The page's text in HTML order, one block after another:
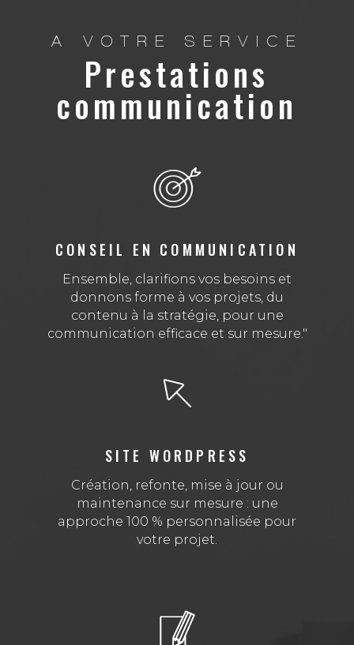
A VOTRE SERVICE
Prestations
communication
CONSEIL EN COMMUNICATION
Ensemble, clarifions vos besoins et
donnons forme à vos projets, du
contenu à la stratégie, pour une
communication efficace et sur mesure."
SITE WORDPRESS
Création, refonte, mise à jour ou
maintenance sur mesure : une
approche 100 % personnalisée pour
votre projet.